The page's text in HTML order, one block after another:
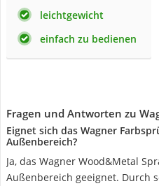
leichtgewicht
einfach zu bedienen
Fragen und Antworten zu
Eignet sich das Wagner
Außenbereich?
Ja, das Wagner Wood&Metal
Außenbereich geeignet. Durch